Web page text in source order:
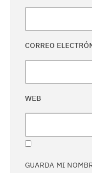
CORREO
WEB
GUARDA MI